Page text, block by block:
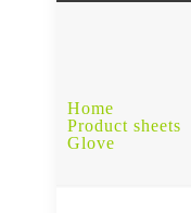
Home
Product sheets
Glove